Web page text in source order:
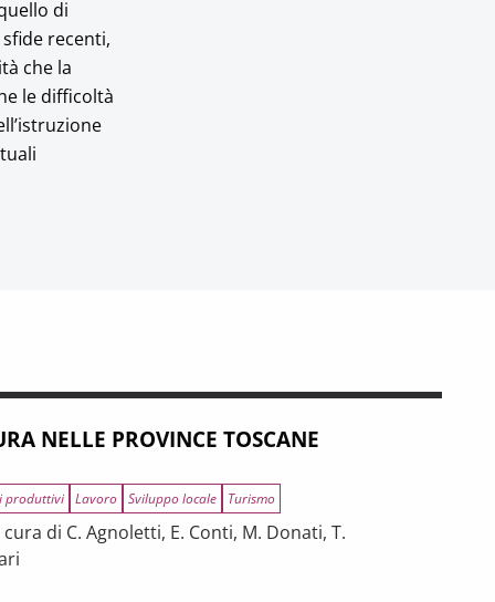
di
recenti,
che la
le difficoltà
NELLE PROVINCE TOSCANE
produttivi Lavoro Sviluppo locale Turismo
di C. Agnoletti, E. Conti, M. Donati, T.